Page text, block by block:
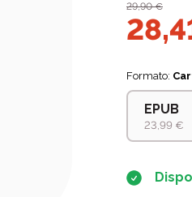
29,90€
Formato:
EPUB
23,99 €